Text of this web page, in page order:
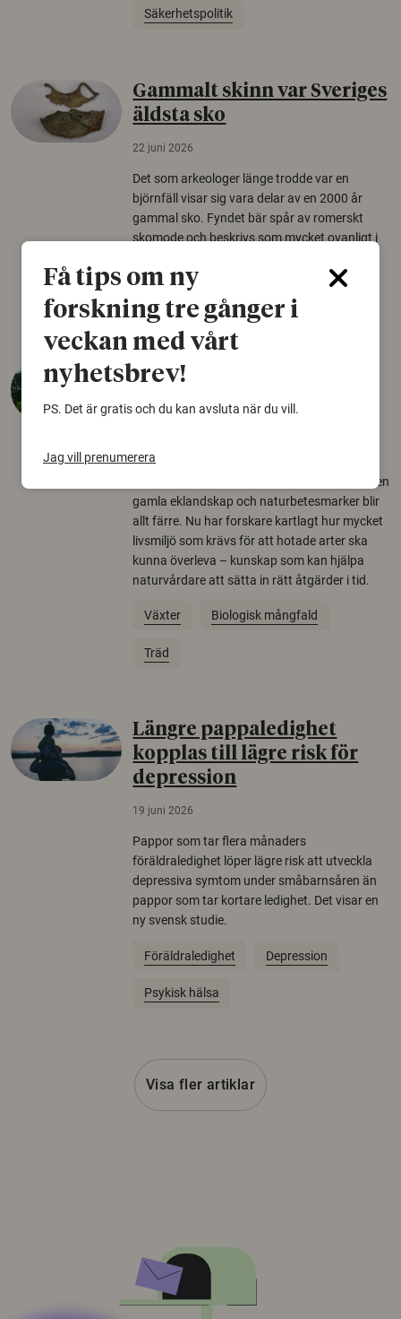
Säkerhetspolitik
Gammalt skinn var Sveriges
äldsta sko
22 juni 2026
Det som arkeologer länge trodde var en
björnfäll visar sig vara delar av en 2000 år
gammal sko. Fyndet bär spår av romerskt
skomode och beskrivs som mycket ovanligt i
Arkeologi
Så mycket eklandskap
arter
Över tusen arter behöver ekar i sin närhet, men
gamla eklandskap och naturbetesmarker blir
allt färre. Nu har forskare kartlagt hur mycket
livsmiljö som krävs för att hotade arter ska
kunna överleva – kunskap som kan hjälpa
naturvårdare att sätta in rätt åtgärder i tid.
Växter Biologisk mångfald
Träd
Längre pappaledighet
kopplas till lägre risk för
depression
19 juni 2026
Pappor som tar flera månaders
föräldraledighet löper lägre risk att utveckla
depressiva symtom under småbarnsåren än
pappor som tar kortare ledighet. Det visar en
ny svensk studie.
Föräldraledighet Depression
Psykisk hälsa
Visa fler artiklar
Få tips om ny
forskning tre gånger i
veckan med vårt
nyhetsbrev!
PS. Det är gratis och du kan avsluta när du vill.
Jag vill prenumerera